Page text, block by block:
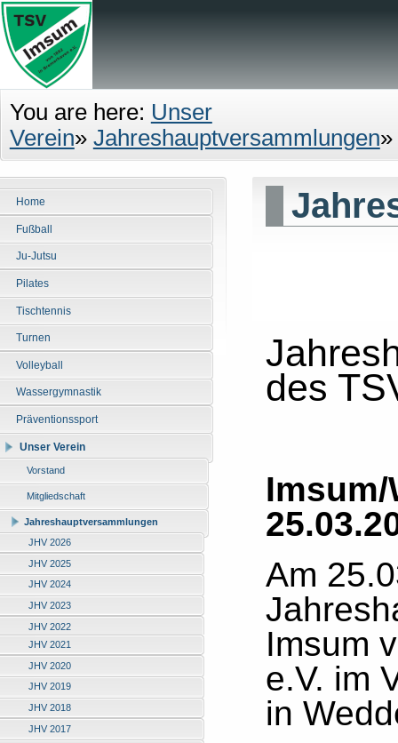
You are here: Unser
Verein» Jahreshauptversammlungen»
Home
Fußball
Ju-Jutsu
Pilates
Tischtennis
Turnen
Volleyball
Wassergymnastik
Präventionssport
Unser Verein
Vorstand
Mitgliedschaft
Jahreshauptversammlungen
JHV 2026
JHV 2025
JHV 2024
JHV 2023
JHV 2022
JHV 2021
JHV 2020
JHV 2019
JHV 2018
JHV 2017
des
Imsum/
Am
Imsum
e.V. im
in